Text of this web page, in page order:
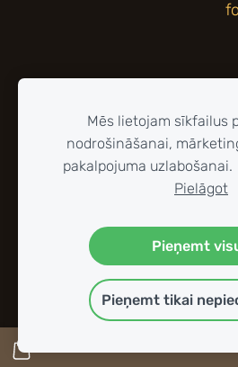
Mēs lietojam sīkfailus
nodrošināšanai,
pakalpojuma uzlabošanai.
Pielāgot
Pieņemt
Pieņemt tikai